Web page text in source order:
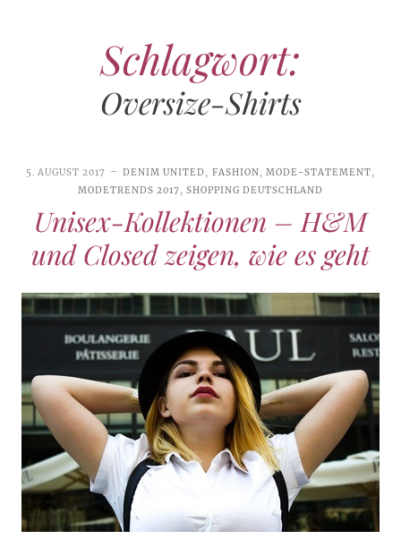
Schlagwort:
Oversize-Shirts
5. AUGUST 2017 DENIM UNITED, FASHION, MODE-STATEMENT,
MODETRENDS 2017, SHOPPING DEUTSCHLAND
Unisex-Kollektionen – H&M
und Closed zeigen, wie es geht